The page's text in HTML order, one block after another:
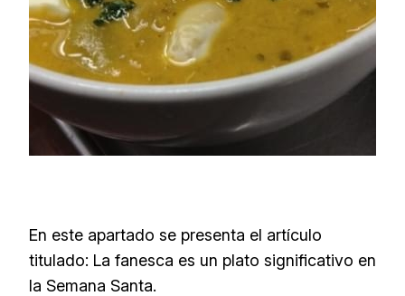
En este apartado se presenta el artículo
titulado: La fanesca es un plato significativo en
la Semana Santa.